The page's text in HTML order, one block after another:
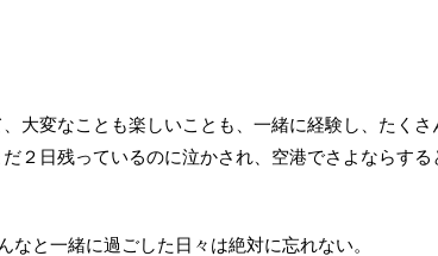
大変なことも楽しいことも、一緒に経験し、たくさ
２日残っているのに泣かされ、空港でさよならする
なと一緒に過ごした日々は絶対に忘れない。